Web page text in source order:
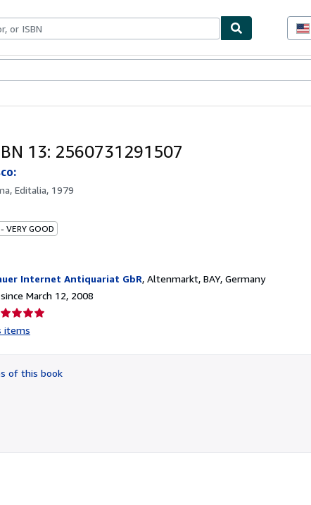
13: 2560731291507
Editalia, 1979
VERY GOOD
Internet Antiquariat GbR, Altenmarkt, BAY, Germany
March 12, 2008
items
of this book